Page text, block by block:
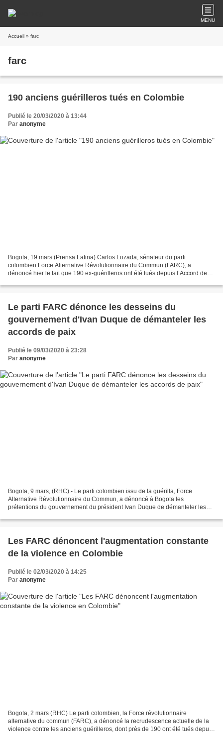
MENU
Accueil » farc
farc
190 anciens guérilleros tués en Colombie
Publié le 20/03/2020 à 13:44
Par anonyme
Bogota, 19 mars (Prensa Latina) Carlos Lozada, sénateur du parti
colombien Force Alternative Révolutionnaire du Commun (FARC), a
dénoncé hier le fait que 190 ex-guérilleros ont été tués depuis l’Accord de
Le parti FARC dénonce les desseins du
gouvernement d'Ivan Duque de démanteler les
accords de paix
Publié le 09/03/2020 à 23:28
Par anonyme
Bogota, 9 mars, (RHC).- Le parti colombien issu de la guérilla, Force
Alternative Révolutionnaire du Commun, a dénoncé à Bogota les
prétentions du gouvernement du président Ivan Duque de démanteler les
Les FARC dénoncent l'augmentation constante
de la violence en Colombie
Publié le 02/03/2020 à 14:25
Par anonyme
Bogota, 2 mars (RHC) Le parti colombien, la Force révolutionnaire
alternative du commun (FARC), a dénoncé la recrudescence actuelle de la
violence contre les anciens guérilleros, dont près de 190 ont été tués depuis